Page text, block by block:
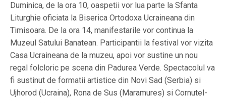
Duminica, de la ora 10, oaspetii vor lua parte la Sfanta
Liturghie oficiata la Biserica Ortodoxa Ucraineana din
Timisoara. De la ora 14, manifestarile vor continua la
Muzeul Satului Banatean. Participantii la festival vor vizita
Casa Ucraineana de la muzeu, apoi vor sustine un nou
regal folcloric pe scena din Padurea Verde. Spectacolul va
fi sustinut de formatii artistice din Novi Sad (Serbia) si
Ujhorod (Ucraina), Rona de Sus (Maramures) si Cornutel-